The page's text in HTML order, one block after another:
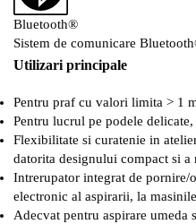
Bluetooth®
Sistem de comunicare
Utilizari principale
Pentru praf cu valori limita > 1
Pentru lucrul pe podele
Flexibilitate si curatenie in
datorita designului compact si
Intrerupator integrat de pornire/
electronic al aspirarii, la
Adecvat pentru aspirare umeda